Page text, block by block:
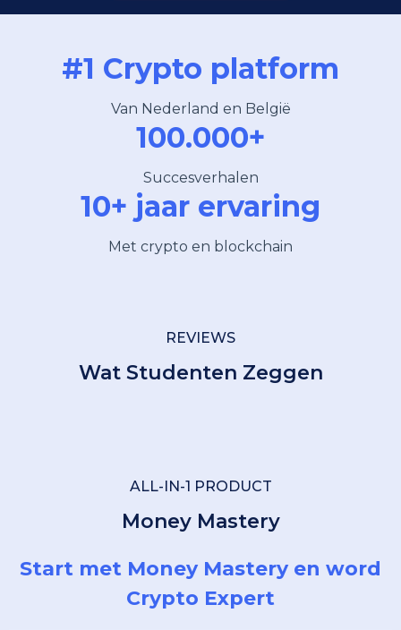
#1 Crypto platform
Van Nederland en België
100.000+
Succesverhalen
10+ jaar ervaring
Met crypto en blockchain
REVIEWS
Wat Studenten Zeggen
ALL-IN-1 PRODUCT
Money Mastery
Start met Money Mastery en word
Crypto Expert